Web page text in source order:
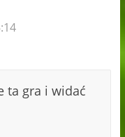
ta gra i widać